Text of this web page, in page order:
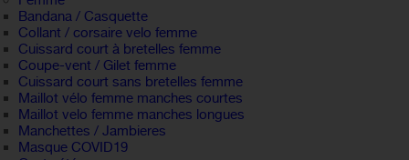
Bandana / Casquette
Collant / corsaire velo femme
Cuissard court à bretelles femme
Coupe-vent / Gilet femme
Cuissard court sans bretelles femme
Maillot vélo femme manches courtes
Maillot velo femme manches longues
Manchettes / Jambieres
Masque COVID19